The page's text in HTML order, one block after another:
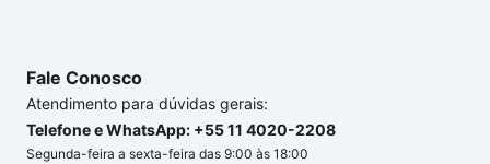
Fale Conosco
Atendimento para dúvidas gerais:
Telefone e WhatsApp: +55 11 4020-2208
Segunda-feira a sexta-feira das 9:00 às 18:00